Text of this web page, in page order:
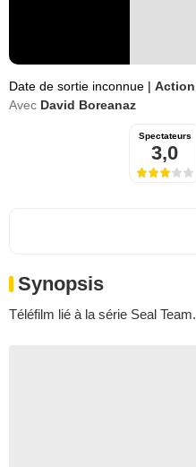
Date de sortie inconnue | Action
Avec David Boreanaz
Spectateurs
3,0
Synopsis
Téléfilm lié à la série Seal Team.